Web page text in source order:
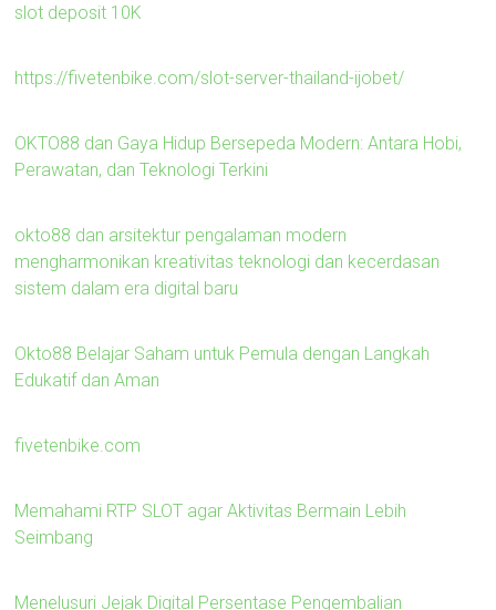
slot deposit 10K
https://fivetenbike.com/slot-server-thailand-ijobet/
OKTO88 dan Gaya Hidup Bersepeda Modern: Antara Hobi,
Perawatan, dan Teknologi Terkini
okto88 dan arsitektur pengalaman modern
mengharmonikan kreativitas teknologi dan kecerdasan
sistem dalam era digital baru
Okto88 Belajar Saham untuk Pemula dengan Langkah
Edukatif dan Aman
fivetenbike.com
Memahami RTP SLOT agar Aktivitas Bermain Lebih
Seimbang
Menelusuri Jejak Digital Persentase Pengembalian